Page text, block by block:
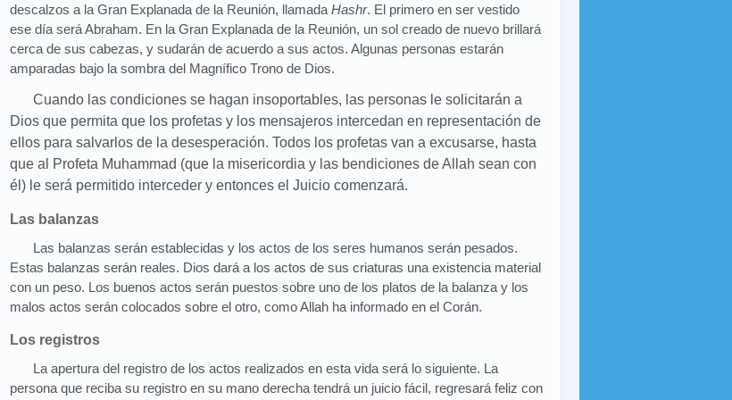
(48)
descalzos a la Gran Explanada de la Reunión, llamada Hashr. El primero en ser vestido
ese día será Abraham. En la Gran Explanada de la Reunión, un sol creado de nuevo brillará
cerca de sus cabezas, y sudarán de acuerdo a sus actos. Algunas personas estarán
amparadas bajo la sombra del Magnífico Trono de Dios.
Cuando las condiciones se hagan insoportables, las personas le solicitarán a
Dios que permita que los profetas y los mensajeros intercedan en representación de
ellos para salvarlos de la desesperación. Todos los profetas van a excusarse, hasta
que al Profeta Muhammad (que la misericordia y las bendiciones de Allah sean con
él) le será permitido interceder y entonces el Juicio comenzará.
Las balanzas
Las balanzas serán establecidas y los actos de los seres humanos serán pesados.
Estas balanzas serán reales. Dios dará a los actos de sus criaturas una existencia material
con un peso. Los buenos actos serán puestos sobre uno de los platos de la balanza y los
malos actos serán colocados sobre el otro, como Allah ha informado en el Corán.
Los registros
La apertura del registro de los actos realizados en esta vida será lo siguiente. La
persona que reciba su registro en su mano derecha tendrá un juicio fácil, regresará feliz con